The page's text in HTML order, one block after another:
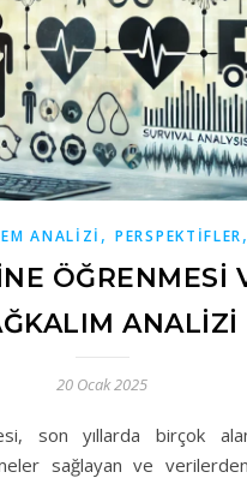
ANALIZI ,PERSPEKTIFLER
ÖĞRENMESI
ANALIZI
20 Ocak 2025
sağlayan ve